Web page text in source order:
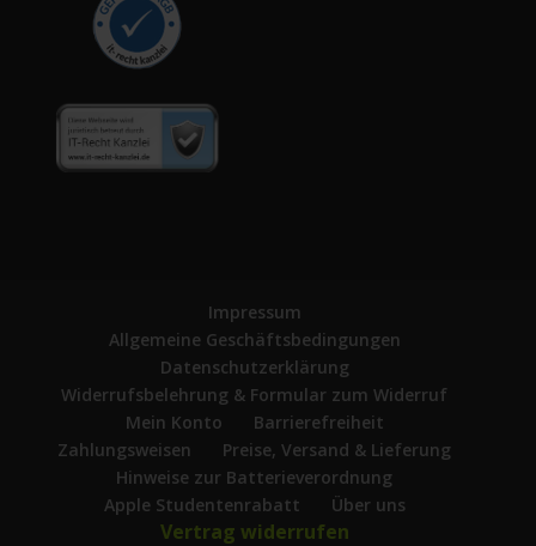
Impressum
Allgemeine Geschäftsbedingungen
Datenschutzerklärung
Widerrufsbelehrung & Formular zum Widerruf
Mein Konto
Barrierefreiheit
Zahlungsweisen
Preise, Versand & Lieferung
Hinweise zur Batterieverordnung
Apple Studentenrabatt
Über uns
Vertrag widerrufen